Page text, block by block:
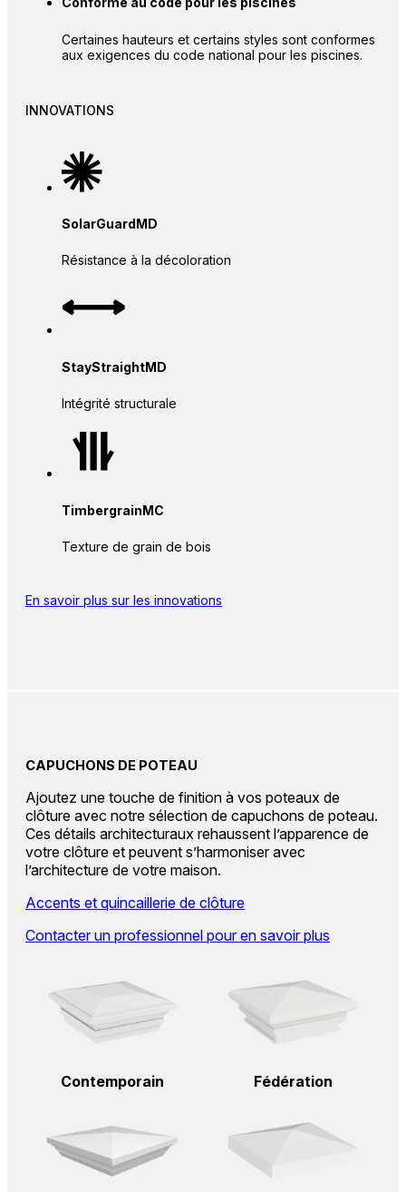
Certaines hauteurs et certains styles sont conformes
aux exigences du code national pour les piscines.
INNOVATIONS
SolarGuardMD
Résistance à la décoloration
StayStraightMD
Intégrité structurale
TimbergrainMC
Texture de grain de bois
En savoir plus sur les innovations
CAPUCHONS DE POTEAU
Ajoutez une touche de finition à vos poteaux de
clôture avec notre sélection de capuchons de poteau.
Ces détails architecturaux rehaussent l’apparence de
votre clôture et peuvent s’harmoniser avec
l’architecture de votre maison.
Accents et quincaillerie de clôture
Contacter un professionnel pour en savoir plus
Contemporain Fédération